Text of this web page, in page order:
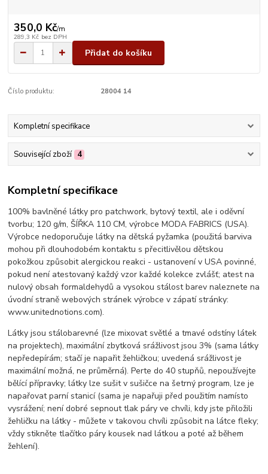
350,0 Kč/m
289,3 Kč bez DPH
Přidat do košíku
Číslo produktu: 28004 14
Kompletní specifikace
Související zboží 4
Kompletní specifikace
100% bavlněné látky pro patchwork, bytový textil, ale i oděvní
tvorbu; 120 g/m, ŠÍŘKA 110 CM, výrobce MODA FABRICS (USA).
Výrobce nedoporučuje látky na dětská pyžamka (použitá barviva
mohou při dlouhodobém kontaktu s přecitlivělou dětskou
pokožkou způsobit alergickou reakci - ustanovení v USA povinné,
pokud není atestovaný každý vzor každé kolekce zvlášť; atest na
nulový obsah formaldehydů a vysokou stálost barev naleznete na
úvodní straně webových stránek výrobce v zápatí stránky:
www.unitednotions.com).
Látky jsou stálobarevné (lze mixovat světlé a tmavé odstíny látek
na projektech), maximální zbytková srážlivost jsou 3% (sama látky
nepředepírám; stačí je napařit žehličkou; uvedená srážlivost je
maximální možná, ne průměrná). Perte do 40 stupňů, nepoužívejte
bělící přípravky; látky lze sušit v sušičce na šetrný program, lze je
napařovat parní stanicí (sama je napařuji před použitím namísto
vysrážení; není dobré sepnout tlak páry ve chvíli, kdy jste přiložili
žehličku na látky - můžete v takovou chvíli způsobit na látce fleky;
vždy stikněte tlačítko páry kousek nad látkou a poté až během
žehlení).